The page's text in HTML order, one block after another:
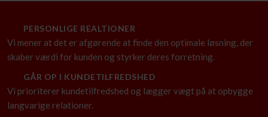
PERSONLIGE REALTIONER
Vi mener at det er afgørende at finde den optimale løsning, der
skaber værdi for kunden og styrker deres forretning.
GÅR OP I KUNDETILFREDSHED
Vi prioriterer kundetilfredshed og lægger vægt på at opbygge
langvarige relationer.​